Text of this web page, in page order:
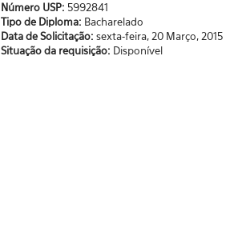
Número USP: 5992841
Tipo de Diploma: Bacharelado
Data de Solicitação: sexta-feira, 20 Março, 2015
Situação da requisição: Disponível